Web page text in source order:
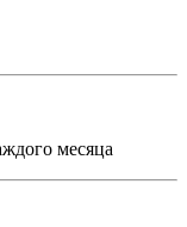
месяца